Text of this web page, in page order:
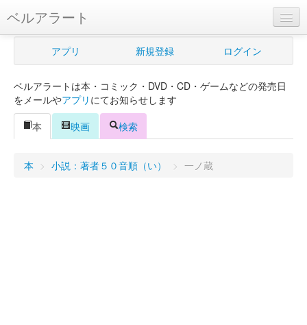
ベルアラート
ベルアラートとは
新規登録
ログイン
アプリ 新規登録 ログイン
ベルアラートは本・コミック・DVD・CD・ゲームなどの発売日
をメールやアプリ にてお知らせします
本
映画 検索
本 > 小説：著者５０音順（い） > 一ノ蔵